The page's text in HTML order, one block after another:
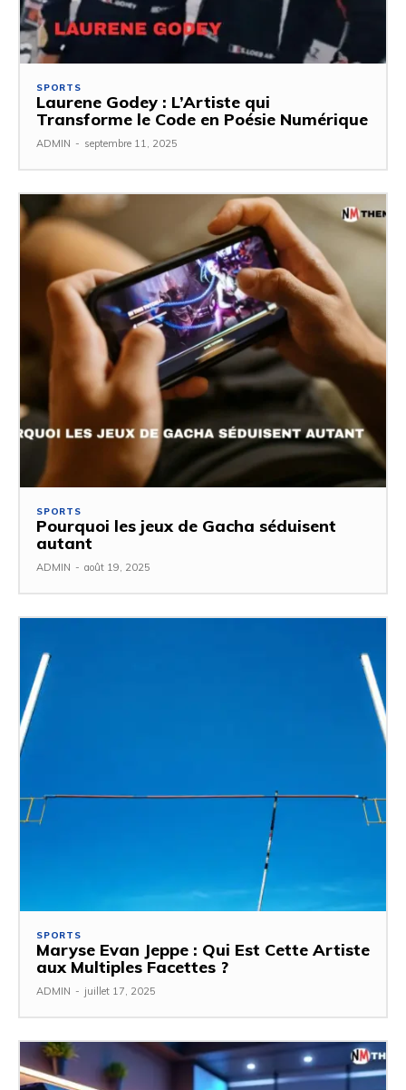
SPORTS
Laurene Godey : L’Artiste qui
Transforme le Code en Poésie Numérique
ADMIN - septembre 11, 2025
SPORTS
Pourquoi les jeux de Gacha séduisent
autant
ADMIN - août 19, 2025
SPORTS
Maryse Evan Jeppe : Qui Est Cette Artiste
aux Multiples Facettes ?
ADMIN - juillet 17, 2025